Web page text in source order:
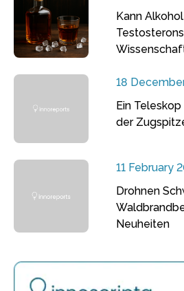
Kann
18
Ein
der
11 February
Drohnen
Neuheiten